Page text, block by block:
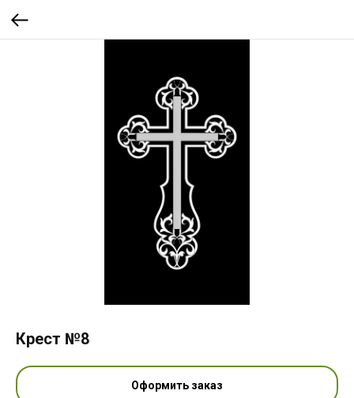
Крест №8
Оформить заказ